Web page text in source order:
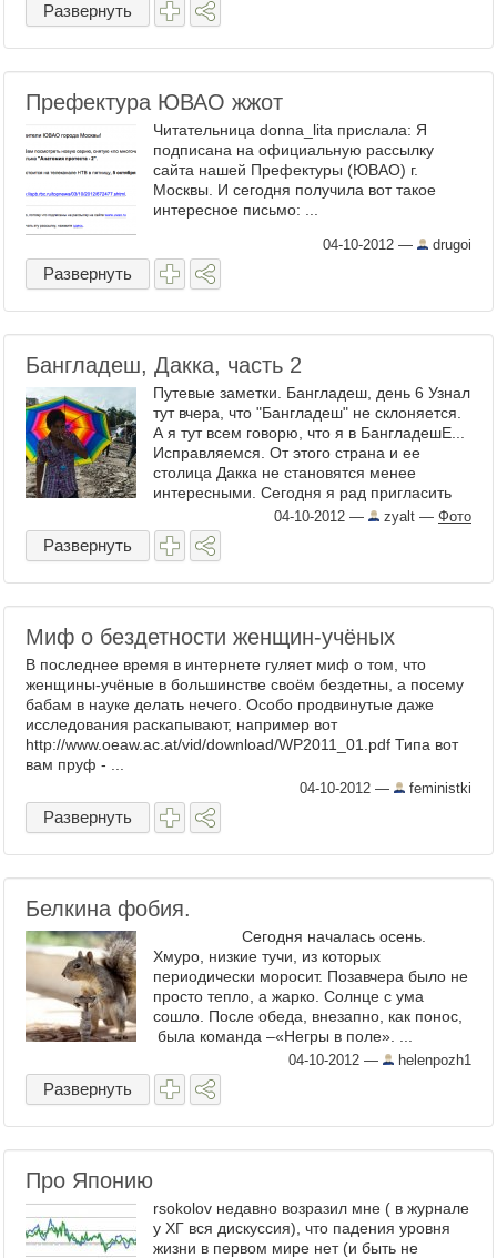
Развернуть
Префектура ЮВАО жжот
Читательница donna_lita прислала: Я
подписана на официальную рассылку
сайта нашей Префектуры (ЮВАО) г.
Москвы. И сегодня получила вот такое
интересное письмо: ...
04-10-2012 — drugoi
Развернуть
Бангладеш, Дакка, часть 2
Путевые заметки. Бангладеш, день 6 Узнал
тут вчера, что "Бангладеш" не склоняется.
А я тут всем говорю, что я в БангладешЕ...
Исправляемся. От этого страна и ее
столица Дакка не становятся менее
интересными. Сегодня я рад пригласить
04-10-2012 — zyalt — Фото
Развернуть
Миф о бездетности женщин-учёных
В последнее время в интернете гуляет миф о том, что
женщины-учёные в большинстве своём бездетны, а посему
бабам в науке делать нечего. Особо продвинутые даже
исследования раскапывают, например вот
http://www.oeaw.ac.at/vid/download/WP2011_01.pdf Типа вот
вам пруф - ...
04-10-2012 — feministki
Развернуть
Белкина фобия.
Сегодня началась осень.
Хмуро, низкие тучи, из которых
периодически моросит. Позавчера было не
просто тепло, а жарко. Солнце с ума
сошло. После обеда, внезапно, как понос,
была команда –«Негры в поле». ...
04-10-2012 — helenpozh1
Развернуть
Про Японию
rsokolov недавно возразил мне ( в журнале
у ХГ вся дискуссия), что падения уровня
жизни в первом мире нет (и быть не